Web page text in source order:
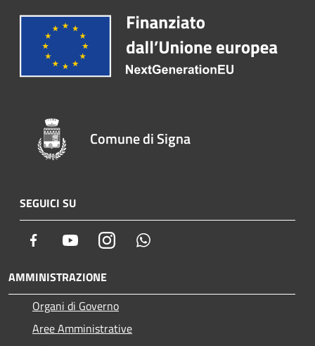
Comune di Signa
SEGUICI SU
Facebook YoutubeInstagram
AMMINISTRAZIONE
Organi di Governo
Aree Amministrative